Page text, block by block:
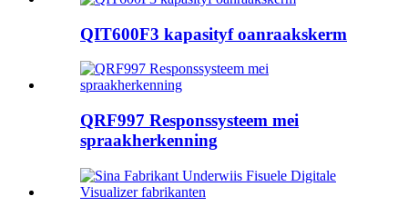
QIT600F3 kapasityf oanraakskerm
QRF997 Responssysteem mei
spraakherkenning